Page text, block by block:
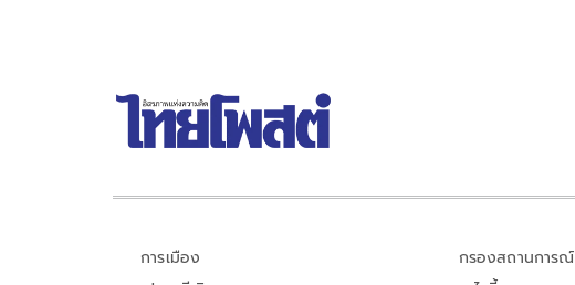
การเมือง
กรองสถานการณ์